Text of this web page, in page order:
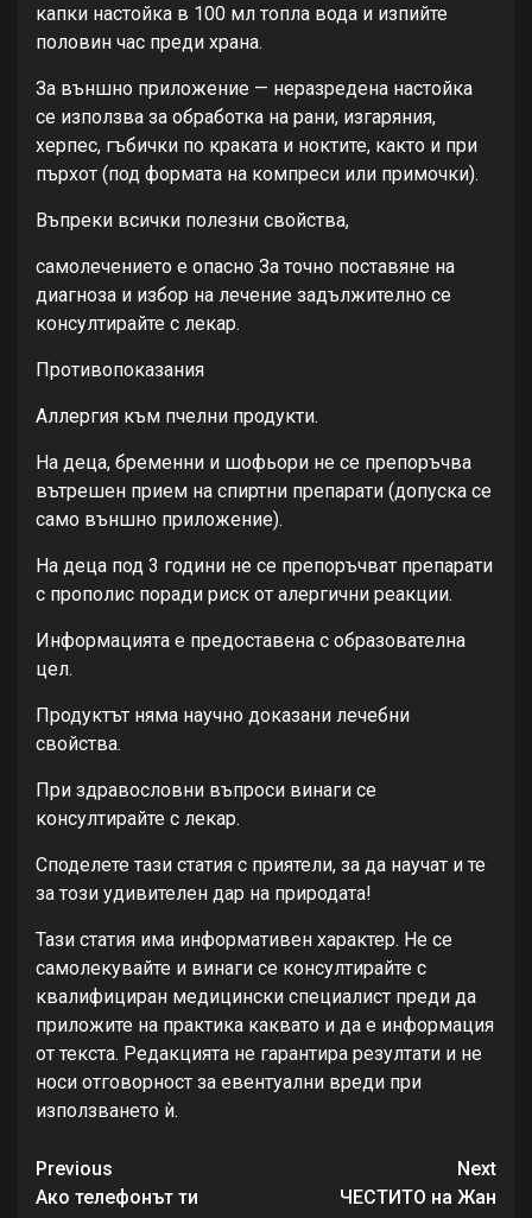
капки настойка в 100 мл топла вода и изпийте
половин час преди храна.
За външно приложение — неразредена настойка
се използва за обработка на рани, изгаряния,
херпес, гъбички по краката и ноктите, както и при
пърхот (под формата на компреси или примочки).
Въпреки всички полезни свойства,
самолечението е опасно За точно поставяне на
диагноза и избор на лечение задължително се
консултирайте с лекар.
Противопоказания
Аллергия към пчелни продукти.
На деца, бременни и шофьори не се препоръчва
вътрешен прием на спиртни препарати (допуска се
само външно приложение).
На деца под 3 години не се препоръчват препарати
с прополис поради риск от алергични реакции.
Информацията е предоставена с образователна
цел.
Продуктът няма научно доказани лечебни
свойства.
При здравословни въпроси винаги се
консултирайте с лекар.
Споделете тази статия с приятели, за да научат и те
за този удивителен дар на природата!
Тази статия има информативен характер. Не се
самолекувайте и винаги се консултирайте с
квалифициран медицински специалист преди да
приложите на практика каквато и да е информация
от текста. Редакцията не гарантира резултати и не
носи отговорност за евентуални вреди при
използването ѝ.
Continue
Previous
Ако телефонът ти
Next
ЧЕСТИТО на Жан